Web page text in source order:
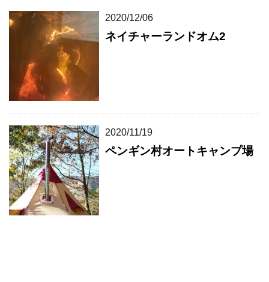
2020/12/06
ネイチャーランドオム2
2020/11/19
ペンギン村オートキャンプ場